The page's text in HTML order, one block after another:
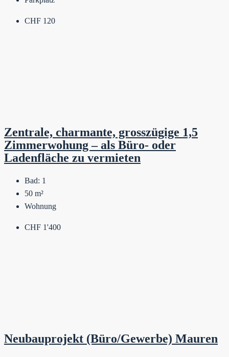
CHF 120
Zentrale, charmante, grosszügige 1,5
Zimmerwohung – als Büro- oder
Ladenfläche zu vermieten
Bad: 1
50 m²
Wohnung
CHF 1'400
Neubauprojekt (Büro/Gewerbe) Mauren